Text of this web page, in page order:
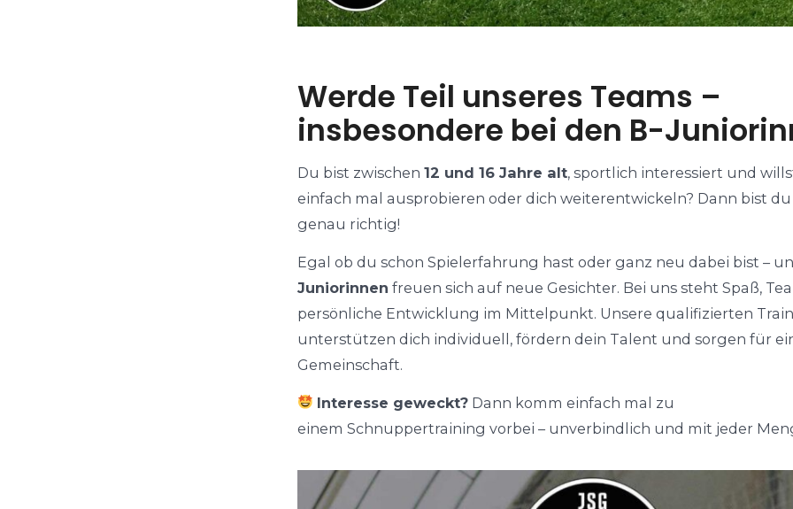
Werde Teil unseres Teams –
insbesondere bei den B-
Du bist zwischen 12 und 16 Jahre alt, sportlich interessiert und
einfach mal ausprobieren oder dich weiterentwickeln? Dann bist
genau richtig!
Egal ob du schon Spielerfahrung hast oder ganz neu dabei bist –
Juniorinnen freuen sich auf neue Gesichter. Bei uns steht Spaß,
persönliche Entwicklung im Mittelpunkt. Unsere qualifizierten
unterstützen dich individuell, fördern dein Talent und sorgen für
Gemeinschaft.
Interesse geweckt? Dann komm einfach mal zu
einem Schnuppertraining vorbei – unverbindlich und mit jeder